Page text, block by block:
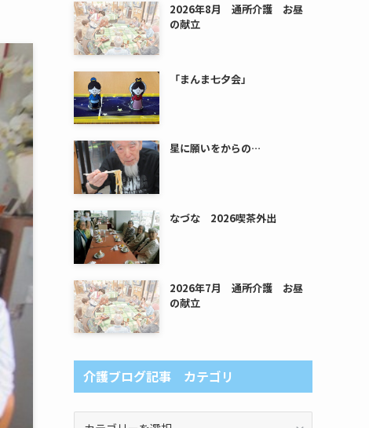
2026年8月 通所介護 お昼
の献立
「まんま七夕会」
星に願いをからの…
なづな 2026喫茶外出
2026年7月 通所介護 お昼
の献立
介護ブログ記事 カテゴリ